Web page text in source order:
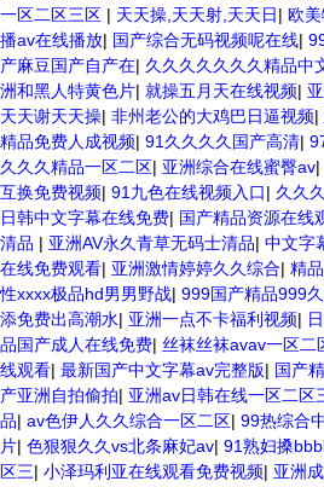
一区二区三区 | 天天操,天天射,天天日| 欧
播av在线播放| 国产综合无码视频呢在线|
产麻豆国产自产在| 久久久久久久久精品中
洲和黑人特黄色片| 就操五月天在线视频|
天天谢天天操| 非州老公的大鸡巴日逼视频|
精品免费人成视频| 91久久久久国产高清|
久久久精品一区二区| 亚洲综合在线蜜臀av|
互换免费视频| 91九色在线视频入口| 久久
日韩中文字幕在线免费| 国产精品资源在线
清品 | 亚洲AV永久青草无码士清品| 中文字
在线免费观看| 亚洲激情婷婷久久综合| 精
性xxxx极品hd男男野战| 999国产精品999
添免费出高潮水| 亚洲一点不卡福利视频|
品国产成人在线免费| 丝袜丝袜avav一区二
线观看| 最新国产中文字幕av完整版| 国产
产亚洲自拍偷拍| 亚洲av日韩在线一区二区
品| av色伊人久久综合一区二区| 99热综合
片| 色狠狠久久vs北条麻妃av| 91熟妇搡
区三| 小泽玛利亚在线观看免费视频| 亚洲